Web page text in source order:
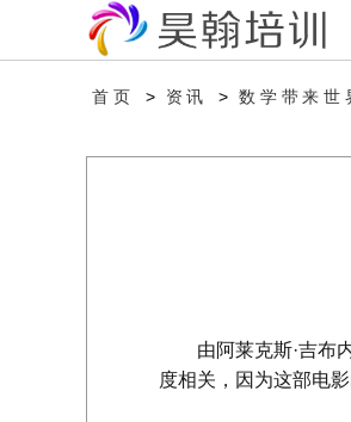
首页 > 资讯 > 数学带来世
由阿莱克斯·吉布
度相关，因为这部电